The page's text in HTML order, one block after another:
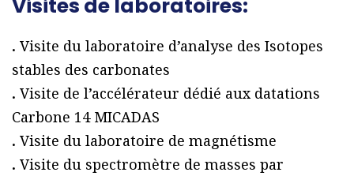
Visites de laboratoires:
. Visite du laboratoire d’analyse des Isotopes
stables des carbonates
. Visite de l’accélérateur dédié aux datations
Carbone 14 MICADAS
. Visite du laboratoire de magnétisme
. Visite du spectromètre de masses par